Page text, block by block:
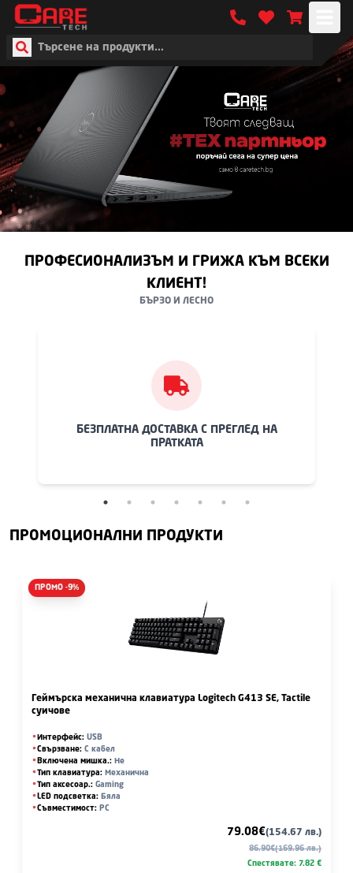
ПРОФЕСИОНАЛИЗЪМ И ГРИЖА КЪМ ВСЕКИ
КЛИЕНТ!
БЪРЗО И ЛЕСНО
БЕЗПЛАТНА ДОСТАВКА С ПРЕГЛЕД НА
ПРАТКАТА
ПРОМОЦИОНАЛНИ ПРОДУКТИ
ПРОМО -9%
Геймърска механична клавиатура Logitech G413 SE, Tactile
суичове
Интерфейс: USB
Свързване: С кабел
Включена мишка.: Не
Тип клавиатура: Механична
Тип аксесоар.: Gaming
LED подсветка: Бяла
Съвместимост: PC
79.08€(154.67 лв.)
86.90€(169.96лв.)
Спестявате: 7.82 €